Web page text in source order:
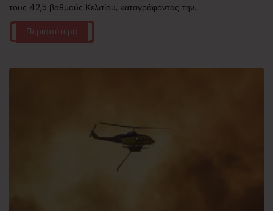
τους 42,5 βαθμούς Κελσίου, καταγράφοντας την...
Περισσότερα